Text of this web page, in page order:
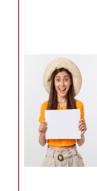
turistiche
Ölüdeniz. È
acque
Economia:
La regione
con settori